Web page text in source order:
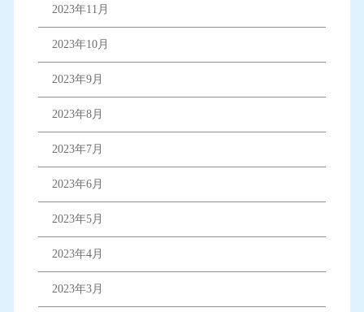
2023年11月
2023年10月
2023年9月
2023年8月
2023年7月
2023年6月
2023年5月
2023年4月
2023年3月